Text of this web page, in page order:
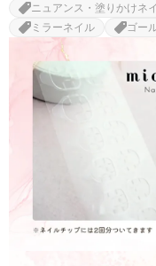
ニュアンス・塗りかけネ
ミラーネイル
ゴー